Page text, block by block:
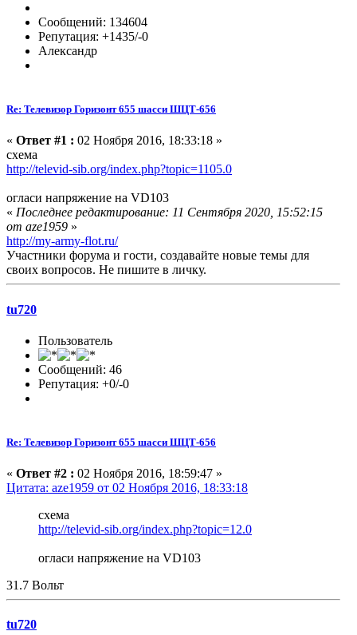
Сообщений: 134604
Репутация: +1435/-0
Александр
Re: Телевизор Горизонт 655 шасси ШЦТ-656
« Ответ #1 : 02 Ноября 2016, 18:33:18 »
схема
http://televid-sib.org/index.php?topic=1105.0
огласи напряжение на VD103
« Последнее редактирование: 11 Сентября 2020, 15:52:15
от aze1959 »
http://my-army-flot.ru/
Участники форума и гости, создавайте новые темы для
своих вопросов. Не пишите в личку.
tu720
Пользователь
Сообщений: 46
Репутация: +0/-0
Re: Телевизор Горизонт 655 шасси ШЦТ-656
« Ответ #2 : 02 Ноября 2016, 18:59:47 »
Цитата: aze1959 от 02 Ноября 2016, 18:33:18
схема
http://televid-sib.org/index.php?topic=12.0
огласи напряжение на VD103
31.7 Вольт
tu720